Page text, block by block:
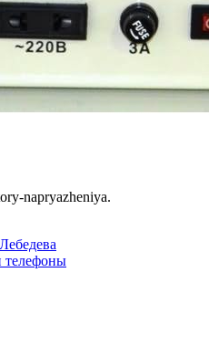
napryazheniya.
телефоны